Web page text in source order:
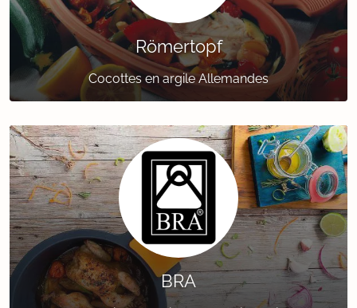
Römertopf
Cocottes en argile Allemandes
BRA